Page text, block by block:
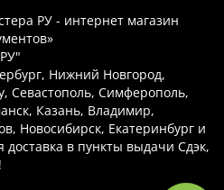
РУ - интернет магазин
Нижний Новгород,
Севастополь, Симферополь,
Казань, Владимир,
Новосибирск, Екатеринбург и
доставка в пункты выдачи Сдэк,